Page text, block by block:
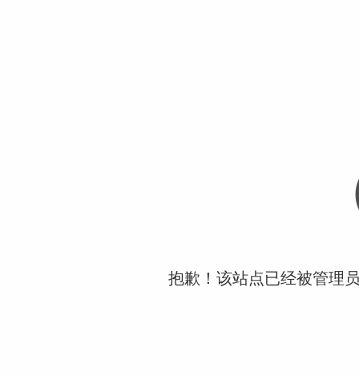
抱歉！该站点已经被管理